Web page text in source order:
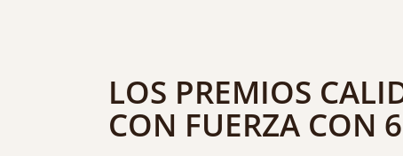
LOS PREMIOS
CON FUERZA CON